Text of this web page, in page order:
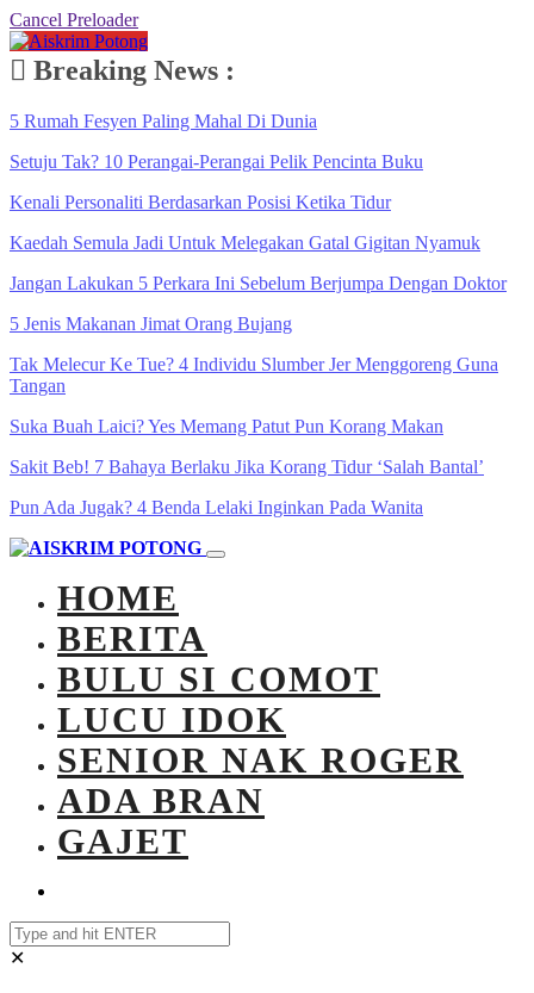
Cancel Preloader
Breaking News :
5 Rumah Fesyen Paling Mahal Di Dunia
Setuju Tak? 10 Perangai-Perangai Pelik Pencinta Buku
Kenali Personaliti Berdasarkan Posisi Ketika Tidur
Kaedah Semula Jadi Untuk Melegakan Gatal Gigitan Nyamuk
Jangan Lakukan 5 Perkara Ini Sebelum Berjumpa Dengan Doktor
5 Jenis Makanan Jimat Orang Bujang
Tak Melecur Ke Tue? 4 Individu Slumber Jer Menggoreng Guna
Tangan
Suka Buah Laici? Yes Memang Patut Pun Korang Makan
Sakit Beb! 7 Bahaya Berlaku Jika Korang Tidur ‘Salah Bantal’
Pun Ada Jugak? 4 Benda Lelaki Inginkan Pada Wanita
HOME
BERITA
BULU SI COMOT
LUCU IDOK
SENIOR NAK ROGER
ADA BRAN
GAJET
✕